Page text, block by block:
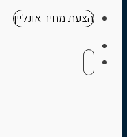
הצעת מחיר אונליין